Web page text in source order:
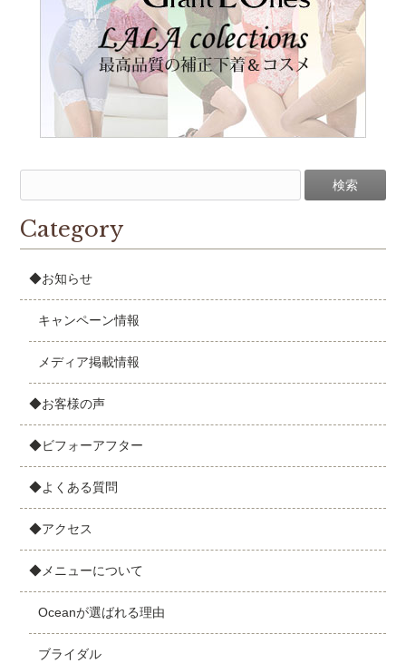
Category
◆お知らせ
キャンペーン情報
メディア掲載情報
◆お客様の声
◆ビフォーアフター
◆よくある質問
◆アクセス
◆メニューについて
Oceanが選ばれる理由
ブライダル